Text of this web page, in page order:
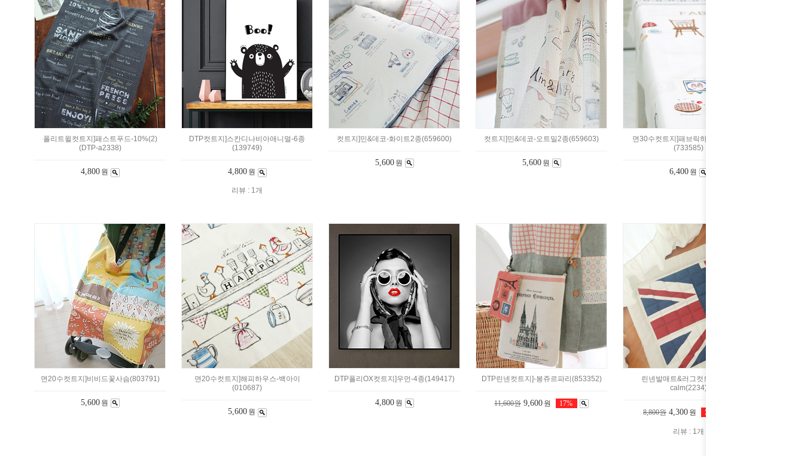
폴리트윌컷트지]패스트푸드-10%(2)
(DTP-a2338)
4,800 원
DTP컷트지]스칸디나비아애니멀-6종
(139749)
4,800 원
리뷰 : 1개
컷트지]민&데코-화이트2종(659600)
5,600 원
컷트지]민&데코-오트밀2종(659603)
5,600 원
면30수컷트지]패브릭하우스-화이트
(733585)
6,400 원
면20수컷트지]비비드꽃사슴(803791)
5,600 원
면20수컷트지]해피하우스-백아이
(010687)
5,600 원
DTP폴리OX컷트지]우먼-4종(149417)
4,800 원
DTP린넨컷트지]-봉쥬르파리(853352)
11,600원 9,600 원 17%
린넨발매트&러그컷트지]keep
calm(2234)
8,800원 4,300 원 51%
리뷰 : 1개